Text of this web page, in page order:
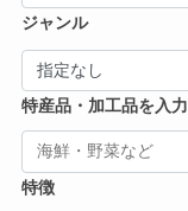
ジャンル
特産品・加工品を入力
特徴